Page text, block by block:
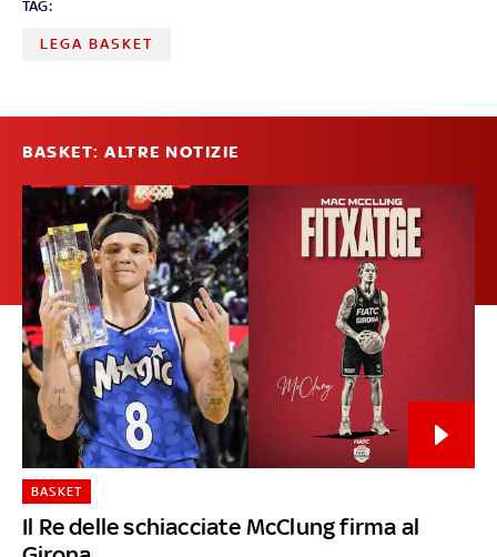
TAG:
LEGA BASKET
BASKET: ALTRE NOTIZIE
Il Re delle schiacciate McClung firma al
BASKET